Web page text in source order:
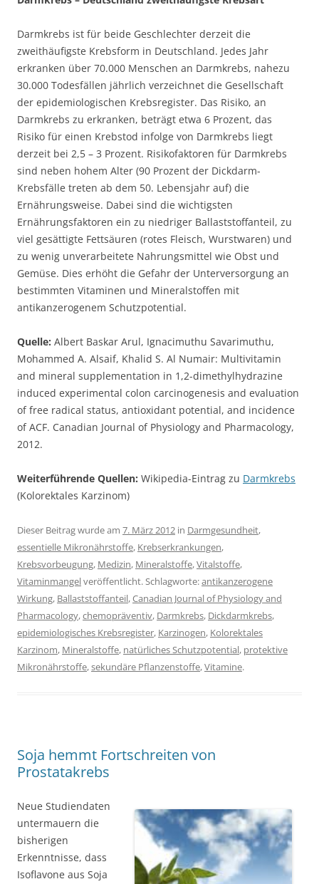
Darmkrebs ist für beide Geschlechter derzeit die
zweithäufigste Krebsform in Deutschland. Jedes Jahr
erkranken über 70.000 Menschen an Darmkrebs, nahezu
30.000 Todesfällen jährlich verzeichnet die Gesellschaft
der epidemiologischen Krebsregister. Das Risiko, an
Darmkrebs zu erkranken, beträgt etwa 6 Prozent, das
Risiko für einen Krebstod infolge von Darmkrebs liegt
derzeit bei 2,5 – 3 Prozent. Risikofaktoren für Darmkrebs
sind neben hohem Alter (90 Prozent der Dickdarm-
Krebsfälle treten ab dem 50. Lebensjahr auf) die
Ernährungsweise. Dabei sind die wichtigsten
Ernährungsfaktoren ein zu niedriger Ballaststoffanteil, zu
viel gesättigte Fettsäuren (rotes Fleisch, Wurstwaren) und
zu wenig unverarbeitete Nahrungsmittel wie Obst und
Gemüse. Dies erhöht die Gefahr der Unterversorgung an
bestimmten Vitaminen und Mineralstoffen mit
antikanzerogenem Schutzpotential.
Quelle: Albert Baskar Arul, Ignacimuthu Savarimuthu,
Mohammed A. Alsaif, Khalid S. Al Numair: Multivitamin
and mineral supplementation in 1,2-dimethylhydrazine
induced experimental colon carcinogenesis and evaluation
of free radical status, antioxidant potential, and incidence
of ACF. Canadian Journal of Physiology and Pharmacology,
2012.
Weiterführende Quellen: Wikipedia-Eintrag zu Darmkrebs
(Kolorektales Karzinom)
Dieser Beitrag wurde am 7. März 2012 in Darmgesundheit,
essentielle Mikronährstoffe, Krebserkrankungen,
Krebsvorbeugung, Medizin, Mineralstoffe,Vitalstoffe,
Vitaminmangelveröffentlicht. Schlagworte:antikanzerogene
Wirkung, Ballaststoffanteil,Canadian Journal of Physiology and
Pharmacology,chemopräventiv, Darmkrebs, Dickdarmkrebs,
epidemiologisches Krebsregister, Karzinogen, Kolorektales
Karzinom, Mineralstoffe, natürliches Schutzpotential, protektive
Mikronährstoffe,sekundäre Pflanzenstoffe,Vitamine.
Soja hemmt Fortschreiten von
Prostatakrebs
Neue Studiendaten
untermauern die
bisherigen
Erkenntnisse, dass
Isoflavone aus Soja